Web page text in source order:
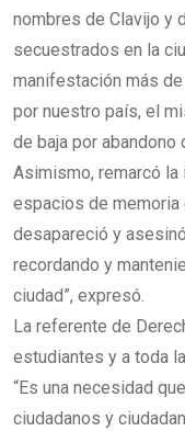
nombres de Clavijo y
secuestrados en la
manifestación más
por nuestro país, el
de baja por abandono
Asimismo, remarcó
espacios de memoria
desapareció y
recordando y
ciudad”, expresó.
La referente de
estudiantes y a toda
“Es una necesidad
ciudadanos y